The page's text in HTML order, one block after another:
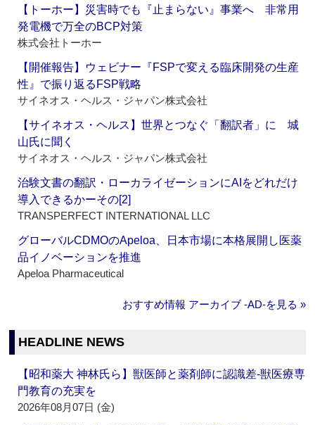
【トーホー】災害時でも『止まらない』事業へ 非常用
発電機で万全のBCP対策
株式会社トーホー
【開催報告】ウェビナー『FSPで変える臨床開発の生産
性』で振り返るFSP戦略
サイネオス・ヘルス・ジャパン株式会社
【サイネオス・ヘルス】世界とつなぐ「翻訳者」に 城
山氏に聞く
サイネオス・ヘルス・ジャパン株式会社
治験文書の翻訳・ローカライゼーションにAIをどれだけ
導入できるかーその[2]
TRANSPERFECT INTERNATIONAL LLC
グローバルCDMOのApeloa、日本市場に本格展開し医薬
品イノベーションを推進
Apeloa Pharmaceutical
おすすめ情報 アーカイブ ‐AD‐を見る »
HEADLINE NEWS
【昭和薬大 神林氏ら】獣医師と薬剤師に認識差‐獣医療専
門教育の充実を
2026年08月07日 (金)